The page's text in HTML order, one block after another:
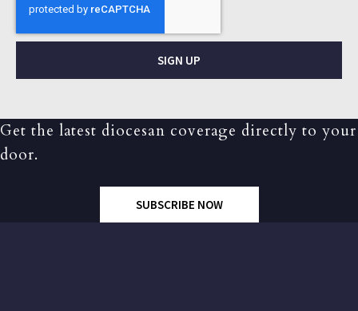
SIGN UP
Get the latest diocesan coverage directly to your
door.
SUBSCRIBE NOW